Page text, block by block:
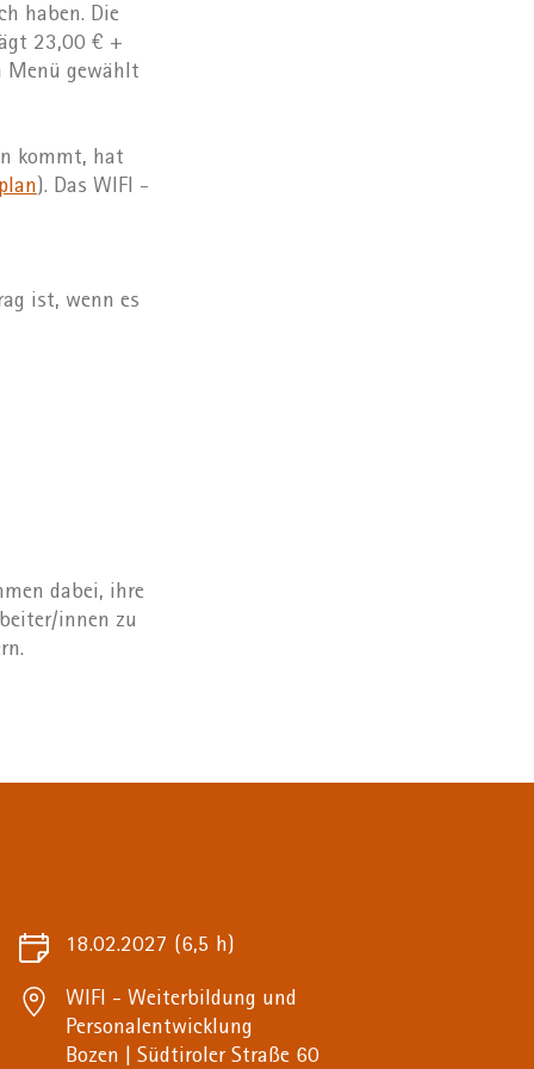
haben. Die
23,00 € +
Menü gewählt
kommt, hat
). Das WIFI -
ist, wenn es
dabei, ihre
innen zu
18.02.2027 (6,5 h)
WIFI - Weiterbildung und
Personalentwicklung
Bozen | Südtiroler Straße 60